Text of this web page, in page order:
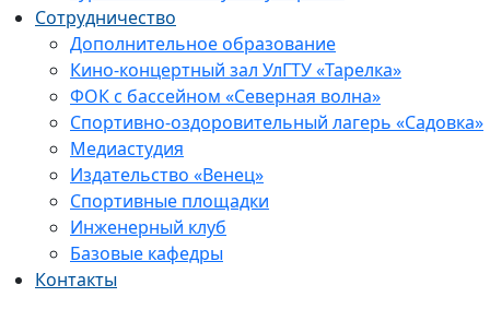
Сотрудничество
Дополнительное образование
Кино-концертный зал УлГТУ «Тарелка»
ФОК с бассейном «Северная волна»
Спортивно-оздоровительный лагерь «Садовка»
Медиастудия
Издательство «Венец»
Спортивные площадки
Инженерный клуб
Базовые кафедры
Контакты